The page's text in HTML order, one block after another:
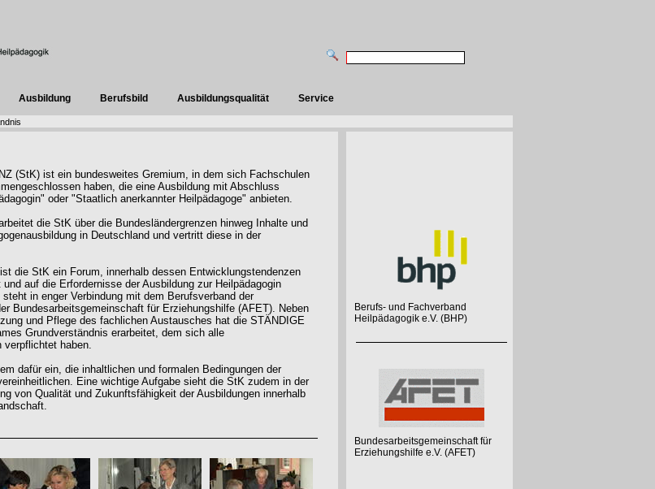
Ausbildung Berufsbild Ausbildungsqualität Service
(StK) ist ein bundesweites Gremium, in dem sich Fachschulen
haben, die eine Ausbildung mit Abschluss
oder "Staatlich anerkannter Heilpädagoge" anbieten.
die StK über die Bundesländergrenzen hinweg Inhalte und
in Deutschland und vertritt diese in der
die StK ein Forum, innerhalb dessen Entwicklungstendenzen
auf die Erfordernisse der Ausbildung zur Heilpädagogin
in enger Verbindung mit dem Berufsverband der
Bundesarbeitsgemeinschaft für Erziehungshilfe (AFET). Neben
und Pflege des fachlichen Austausches hat die STÄNDIGE
Grundverständnis erarbeitet, dem sich alle
verpflichtet haben.
dafür ein, die inhaltlichen und formalen Bedingungen der
Eine wichtige Aufgabe sieht die StK zudem in der
von Qualität und Zukunftsfähigkeit der Ausbildungen innerhalb
Berufs- und Fachverband
Heilpädagogik e.V. (BHP)
Bundesarbeitsgemeinschaft für
Erziehungshilfe e.V. (AFET)